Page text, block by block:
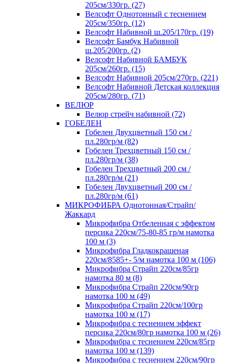
205см/330гр. (27)
Велсофт Однотонный с теснением
205см/350гр. (12)
Велсофт Набивной ш.205/170гр. (19)
Велсофт Бамбук Набивной
ш.205/200гр. (2)
Велсофт Набивной БАМБУК
205см/260гр. (15)
Велсофт Набивной 205см/270гр. (221)
Велсофт Набивной Детская коллекция
205см/280гр. (71)
ВЕЛЮР
Велюр стрейч набивной (72)
ГОБЕЛЕН
Гобелен Двухцветный 150 см /
пл.280гр/м (82)
Гобелен Трехцветный 150 см /
пл.280гр/м (38)
Гобелен Трехцветный 200 см /
пл.280гр/м (21)
Гобелен Двухцветный 200 см /
пл.280гр/м (61)
МИКРОФИБРА Однотонная/Страйп/
Жаккард
Микрофибра Отбеленная с эффектом
персика 220см/75-80-85 гр/м намотка
100 м (3)
Микрофибра Гладкокрашеная
220см/8585+- 5/м намотка 100 м (106)
Микрофибра Страйп 220см/85гр
намотка 80 м (8)
Микрофибра Страйп 220см/90гр
намотка 100 м (49)
Микрофибра Страйп 220см/100гр
намотка 100 м (17)
Микрофибра с теснением эффект
персика 220см/80гр намотка 100 м (26)
Микрофибра с теснением 220см/85гр
намотка 100 м (139)
Микрофибра с теснением 220см/90гр